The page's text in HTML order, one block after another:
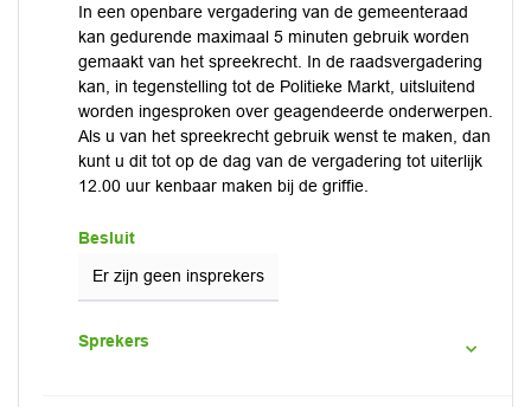
In een openbare vergadering van de gemeenteraad
kan gedurende maximaal 5 minuten gebruik worden
gemaakt van het spreekrecht. In de raadsvergadering
kan, in tegenstelling tot de Politieke Markt, uitsluitend
worden ingesproken over geagendeerde onderwerpen.
Als u van het spreekrecht gebruik wenst te maken, dan
kunt u dit tot op de dag van de vergadering tot uiterlijk
12.00 uur kenbaar maken bij de griffie.
Besluit
Er zijn geen insprekers
Sprekers